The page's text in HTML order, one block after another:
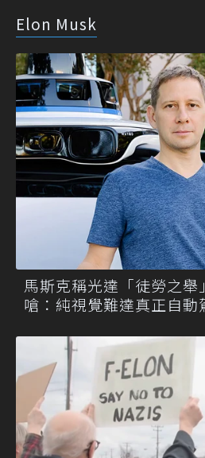
Elon Musk
馬斯克稱光達「徒勞之
嗆：純視覺難達真正自動